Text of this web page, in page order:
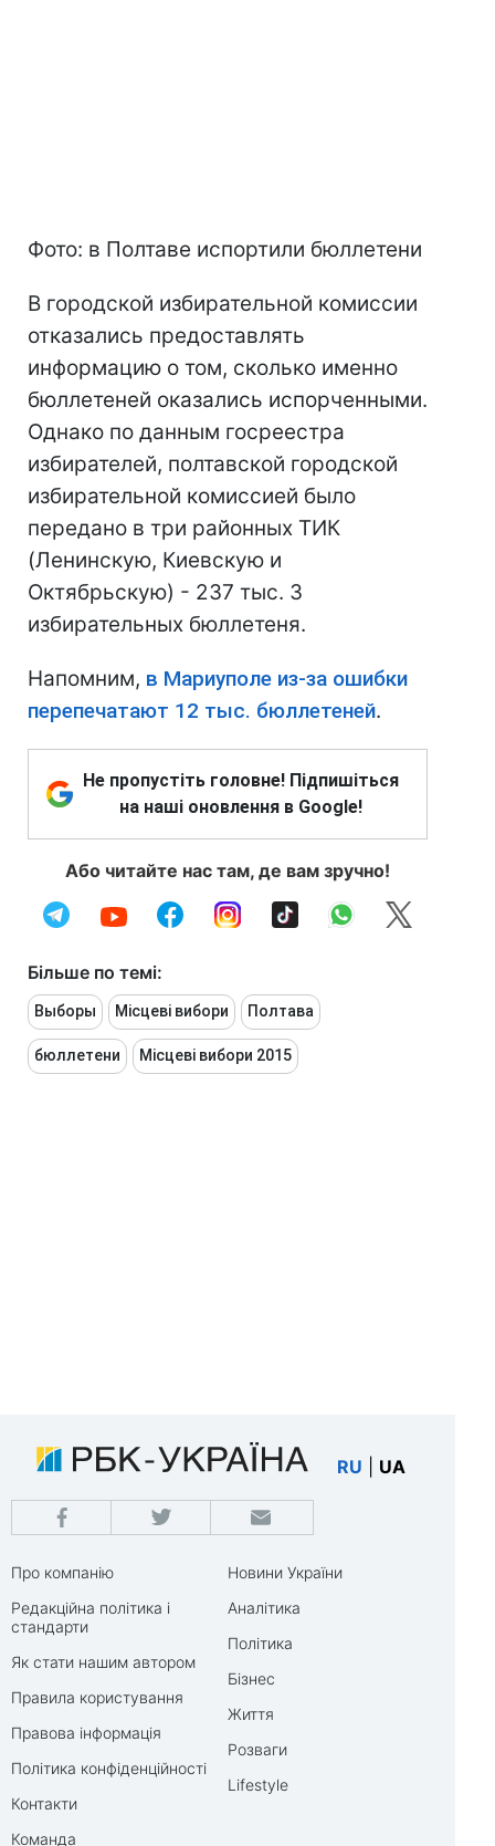
Фото: в Полтаве испортили бюллетени
В городской избирательной комиссии
отказались предоставлять
информацию о том, сколько именно
бюллетеней оказались испорченными.
Однако по данным госреестра
избирателей, полтавской городской
избирательной комиссией было
передано в три районных ТИК
(Ленинскую, Киевскую и
Октябрьскую) - 237 тыс. 3
избирательных бюллетеня.
Напомним, в Мариуполе из-за ошибки
перепечатают 12 тыс. бюллетеней.
Не пропустіть головне! Підпишіться
на наші оновлення в Google!
Або читайте нас там, де вам зручно!
Більше по темі:
Выборы Місцеві вибори Полтава
бюллетени Місцеві вибори 2015
RU UA
Про компанію
Редакційна політика і
стандарти
Як стати нашим автором
Правила користування
Правова інформація
Політика конфіденційності
Контакти
Команда
Новини України
Аналітика
Політика
Бізнес
Життя
Розваги
Lifestyle